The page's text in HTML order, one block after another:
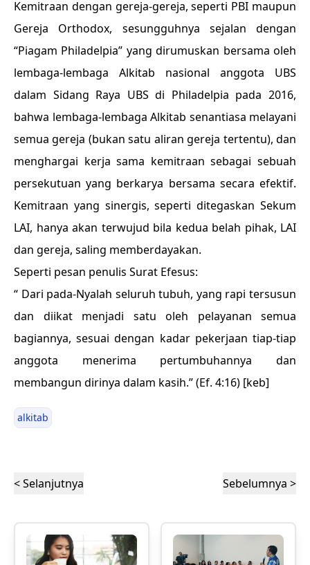
Kemitraan dengan gereja-gereja, seperti PBI maupun
Gereja Orthodox, sesungguhnya sejalan dengan
“Piagam Philadelpia” yang dirumuskan bersama oleh
lembaga-lembaga Alkitab nasional anggota UBS
dalam Sidang Raya UBS di Philadelpia pada 2016,
bahwa lembaga-lembaga Alkitab senantiasa melayani
semua gereja (bukan satu aliran gereja tertentu), dan
menghargai kerja sama kemitraan sebagai sebuah
persekutuan yang berkarya bersama secara efektif.
Kemitraan yang sinergis, seperti ditegaskan Sekum
LAI, hanya akan terwujud bila kedua belah pihak, LAI
dan gereja, saling memberdayakan.
Seperti pesan penulis Surat Efesus:
“ Dari pada-Nyalah seluruh tubuh, yang rapi tersusun
dan diikat menjadi satu oleh pelayanan semua
bagiannya, sesuai dengan kadar pekerjaan tiap-tiap
anggota menerima pertumbuhannya dan
membangun dirinya dalam kasih.” (Ef. 4:16) [keb]
alkitab
< Selanjutnya Sebelumnya >